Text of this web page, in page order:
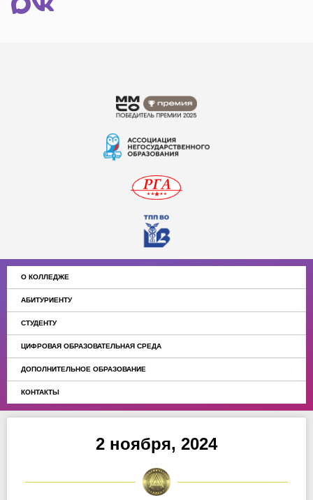
О КОЛЛЕДЖЕ
АБИТУРИЕНТУ
СТУДЕНТУ
ЦИФРОВАЯ ОБРАЗОВАТЕЛЬНАЯ СРЕДА
ДОПОЛНИТЕЛЬНОЕ ОБРАЗОВАНИЕ
КОНТАКТЫ
2 ноября, 2024